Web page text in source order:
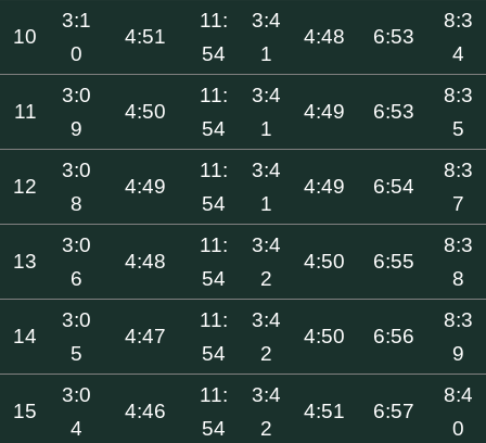
10
3:1
0
4:51
11:
54
3:4
1
4:48 6:53
8:3
4
11
3:0
9
4:50
11:
54
3:4
1
4:49 6:53
8:3
5
12
3:0
8
4:49
11:
54
3:4
1
4:49 6:54
8:3
7
13
3:0
6
4:48
11:
54
3:4
2
4:50 6:55
8:3
8
14
3:0
5
4:47
11:
54
3:4
2
4:50 6:56
8:3
9
15
3:0
4
4:46
11:
54
3:4
2
4:51 6:57
8:4
0